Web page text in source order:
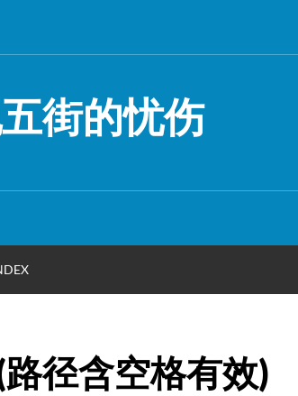
街的忧伤
径含空格有效)